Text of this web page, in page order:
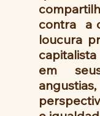
contra  a
loucura
em